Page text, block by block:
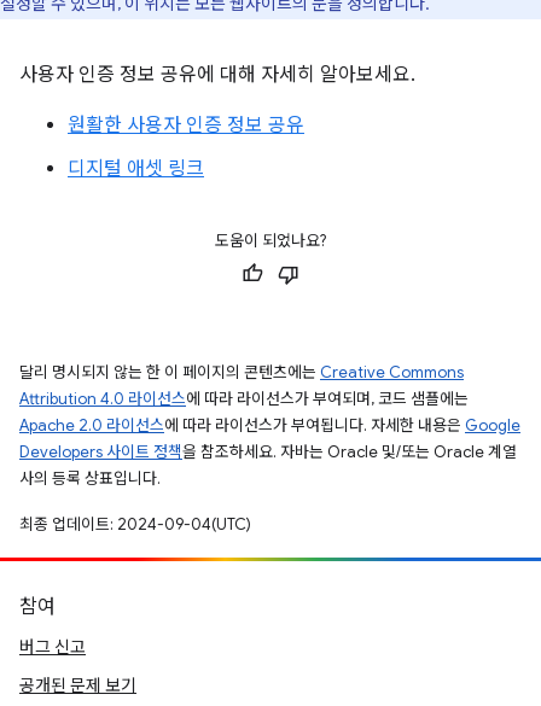
사용자 인증 정보 공유에 대해 자세히 알아보세요.
원활한 사용자 인증 정보 공유
디지털 애셋 링크
도움이 되었나요?
달리 명시되지 않는 한 이 페이지의 콘텐츠에는 Creative Commons
Attribution 4.0 라이선스에 따라 라이선스가 부여되며, 코드 샘플에는
Apache 2.0 라이선스에 따라 라이선스가 부여됩니다. 자세한 내용은 Google
Developers 사이트 정책을 참조하세요. 자바는 Oracle 및/또는 Oracle 계열
사의 등록 상표입니다.
최종 업데이트: 2024-09-04(UTC)
참여
버그 신고
공개된 문제 보기